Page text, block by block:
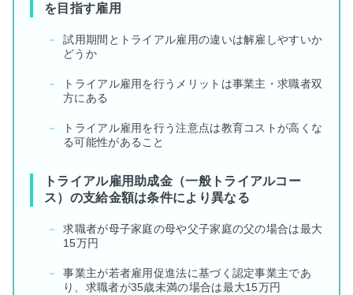
を目指す雇用
試用期間とトライアル雇用の違いは解雇しやすいか
どうか
トライアル雇用を行うメリットは事業主・求職者双
方にある
トライアル雇用を行う注意点は教育コストが高くな
る可能性があること
トライアル雇用助成金（一般トライアルコー
ス）の支給金額は条件により異なる
求職者が母子家庭の母や父子家庭の父の場合は最大
15万円
事業主が若者雇用促進法に基づく認定事業主であ
り、求職者が35歳未満の場合は最大15万円